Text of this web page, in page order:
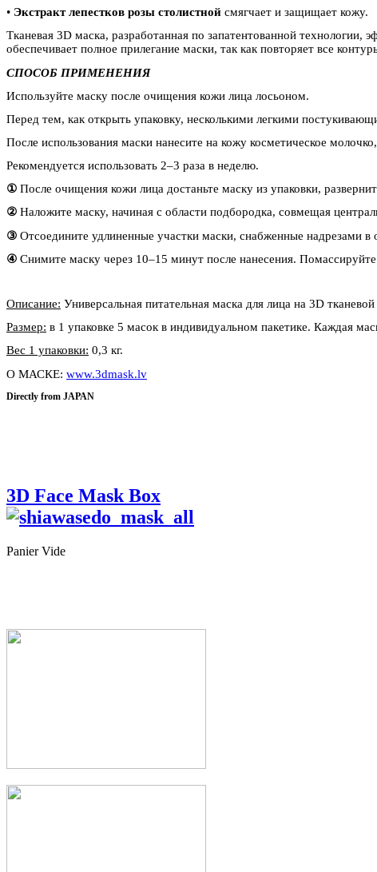
• Экстракт лепестков розы столистной смягчает и защищает кожу.
Тканевая 3D маска, разработанная по запатентованной
обеспечивает полное прилегание маски, так как повторяет все
СПОСОБ ПРИМЕНЕНИЯ
Используйте маску после очищения кожи лица лосьоном.
Перед тем, как открыть упаковку, несколькими легкими
После использования маски нанесите на кожу косметическое
Рекомендуется использовать 2–3 раза в неделю.
① После очищения кожи лица достаньте маску из упаковки,
② Наложите маску, начиная с области подбородка, совмещая
③ Отсоедините удлиненные участки маски, снабженные надрезами
④ Снимите маску через 10–15 минут после нанесения.
Описание: Универсальная питательная маска для лица на 3D
Размер: в 1 упаковке 5 масок в индивидуальном пакетике. Каждая
Вес 1 упаковки: 0,3 кг.
О МАСКЕ: www.3dmask.lv
Directly from JAPAN
3D Face Mask Box
Panier Vide